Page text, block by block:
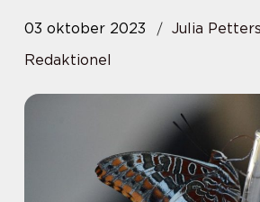
03 oktober 2023
Julia
Redaktionel